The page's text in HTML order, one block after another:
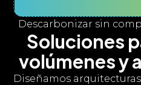
Descarbonizar sin
Soluciones
volúmenes y
Diseñamos